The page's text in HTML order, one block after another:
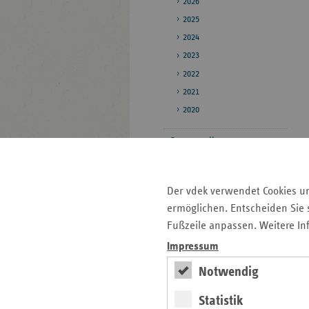
Der vdek verwendet Cookies
ermöglichen. Entscheiden
Fußzeile anpassen. Weitere
Impressum
Notwendig
Statistik
2025
2024
2023
2022
2021
2020
Pressestelle
Veröffentlichungen
Seitenleiste
mit
weiteren
Auf einen Blick
Kontakt und Anfahrt